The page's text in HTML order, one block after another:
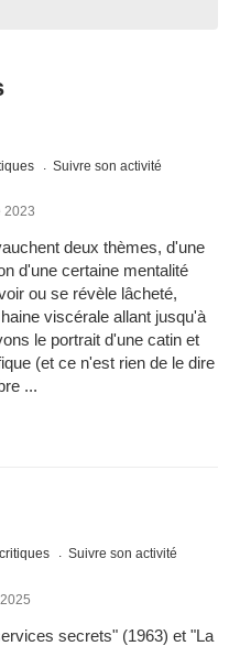
Suivre son activité
2023
deux thèmes, d'une
d'une certaine mentalité
ou se révèle lâcheté,
viscérale allant jusqu'à
le portrait d'une catin et
(et ce n'est rien de le dire
...
Suivre son activité
secrets" (1963) et "La